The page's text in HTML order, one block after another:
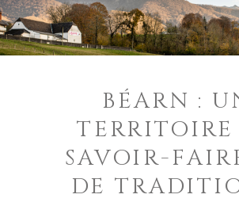
BÉARN :
TERRITOIRE
SAVOIR-
DE